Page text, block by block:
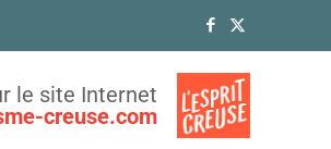
le site Internet
creuse.com